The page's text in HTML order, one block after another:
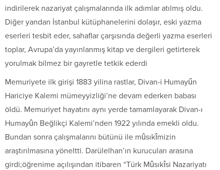
indirilerek nazariyat çalışmalarında ilk adımlar atılmış oldu.
Diğer yandan İstanbul kütüphanelerini dolaşır, eski yazma
eserleri tesbit eder, sahaflar çarşısında değerli yazma eserleri
toplar, Avrupa’da yayınlanmış kitap ve dergileri getirterek
yorulmak bilmez bir gayretle tetkik ederdi
Memuriyete ilk girişi 1883 yilina rastlar, Divan-i Humayűn
Hariciye Kalemi mümeyyizliği’ne devam ederken babası
öldü. Memuriyet hayatını aynı yerde tamamlayarak Divan-ı
Humayûn Beğlikçi Kalemi’nden 1922 yılında emekli oldu.
Bundan sonra çalışmalarını bütünü ile mûsıkîmizin
araştırılmasına yöneltti. Darülelhan’ın kurucuları arasına
girdi;öğrenime açılışından itibaren “Türk Mûsıkîsi Nazariyatı